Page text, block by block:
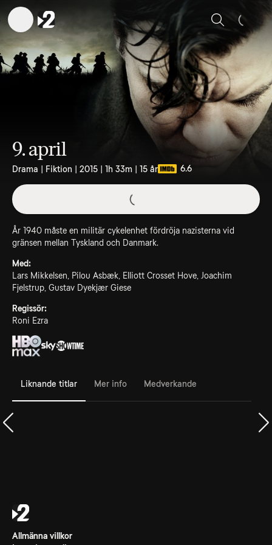
Sök
9. april
Drama | Fiktion | 2015 | 1h 33m | 15 år 6.6
År 1940 måste en militär cykelenhet fördröja nazisterna vid
gränsen mellan Tyskland och Danmark.
Med:
Lars Mikkelsen, Pilou Asbæk, Elliott Crosset Hove, Joachim
Fjelstrup, Gustav Dyekjær Giese
Regissör:
Roni Ezra
Liknande titlar Mer info Medverkande
Allmänna villkor